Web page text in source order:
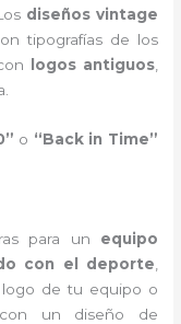
diseños vintage
tipografías de los
logos antiguos,
o “Back in Time”
para un equipo
con el deporte
logo de tu equipo o
un diseño de